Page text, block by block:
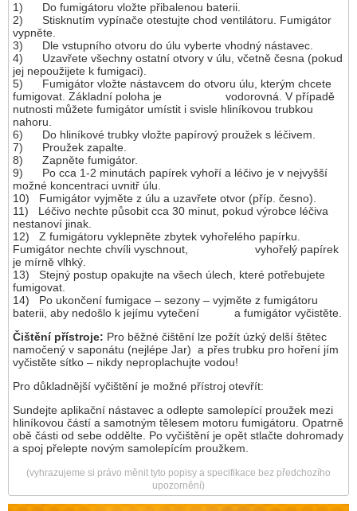
1) Do fumigátoru vložte přibalenou baterii.
2) Stisknutím vypínače otestujte chod ventilátoru. Fumigátor
vypněte.
3) Dle vstupního otvoru do úlu vyberte vhodný nástavec.
4) Uzavřete všechny ostatní otvory v úlu, včetně česna (pokud
jej nepoužijete k fumigaci).
5) Fumigátor vložte nástavcem do otvoru úlu, kterým chcete
fumigovat. Základní poloha je vodorovná. V případě
nutnosti můžete fumigátor umístit i svisle hliníkovou trubkou
nahoru.
6) Do hliníkové trubky vložte papírový proužek s léčivem.
7) Proužek zapalte.
8) Zapněte fumigátor.
9) Po cca 1-2 minutách papírek vyhoří a léčivo je v nejvyšší
možné koncentraci uvnitř úlu.
10) Fumigátor vyjměte z úlu a uzavřete otvor (příp. česno).
11) Léčivo nechte působit cca 30 minut, pokud výrobce léčiva
nestanoví jinak.
12) Z fumigátoru vyklepněte zbytek vyhořelého papírku.
Fumigátor nechte chvíli vyschnout, vyhořelý papírek
je mírně vlhký.
13) Stejný postup opakujte na všech úlech, které potřebujete
fumigovat.
14) Po ukončení fumigace – sezony – vyjměte z fumigátoru
baterii, aby nedošlo k jejímu vytečení a fumigátor vyčistěte.
Čištění přístroje: Pro běžné čištění lze požít úzký delší štětec
namočený v saponátu (nejlépe Jar) a přes trubku pro hoření jím
vyčistěte sítko – nikdy neproplachujte vodou!
Pro důkladnější vyčištění je možné přístroj otevřít:
Sundejte aplikační nástavec a odlepte samolepící proužek mezi
hliníkovou částí a samotným tělesem motoru fumigátoru. Opatrně
obě části od sebe oddělte. Po vyčištění je opět stlačte dohromady
a spoj přelepte novým samolepícím proužkem.
(vyhrazujeme si právo měnit tyto popisy a specifikace bez předchozího
upozornění)